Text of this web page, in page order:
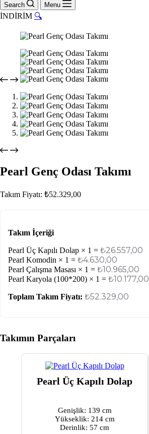
Search Menu
İNDİRİM 🔍
Pearl Genç Odası Takımı
Takım Fiyatı: ₺52.329,00
Takım İçeriği
Pearl Üç Kapılı Dolap × 1 = ₺26.557,00
Pearl Komodin × 1 = ₺4.630,00
Pearl Çalışma Masası × 1 = ₺10.965,00
Pearl Karyola (100*200) × 1 = ₺10.177,00
Toplam Takım Fiyatı: ₺52.329,00
Takımın Parçaları
Pearl Üç Kapılı Dolap
Genişlik: 139 cm
Yükseklik: 214 cm
Derinlik: 57 cm